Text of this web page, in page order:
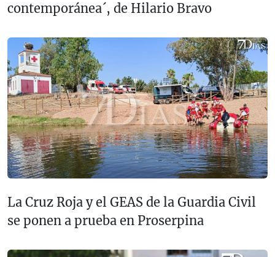
contemporánea´, de Hilario Bravo
La Cruz Roja y el GEAS de la Guardia Civil
se ponen a prueba en Proserpina